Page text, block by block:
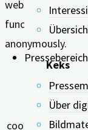
Pressebereich
Über
website to
functionalities
anonymously.
Keks
cookielawinfo-